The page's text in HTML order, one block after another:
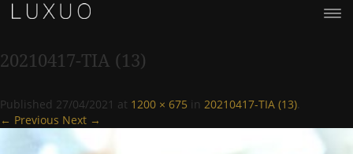
20210417-TIA (13)
Published 27/04/2021 at 1200 × 675 in 20210417-TIA (13).
← Previous Next →